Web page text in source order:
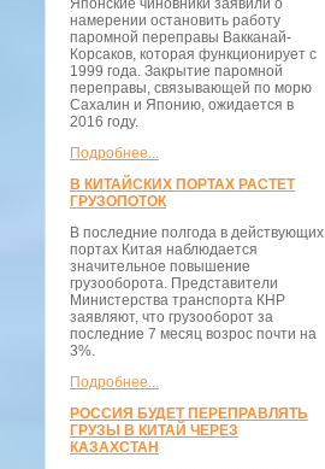
Японские чиновники заявили о
намерении остановить работу
паромной переправы Вакканай-
Корсаков, которая функционирует с
1999 года. Закрытие паромной
переправы, связывающей по морю
Сахалин и Японию, ожидается в
2016 году.
Подробнее...
В КИТАЙСКИХ ПОРТАХ РАСТЕТ
ГРУЗОПОТОК
В последние полгода в действующих
портах Китая наблюдается
значительное повышение
грузооборота. Представители
Министерства транспорта КНР
заявляют, что грузооборот за
последние 7 месяц возрос почти на
3%.
Подробнее...
РОССИЯ БУДЕТ ПЕРЕПРАВЛЯТЬ
ГРУЗЫ В КИТАЙ ЧЕРЕЗ
КАЗАХСТАН